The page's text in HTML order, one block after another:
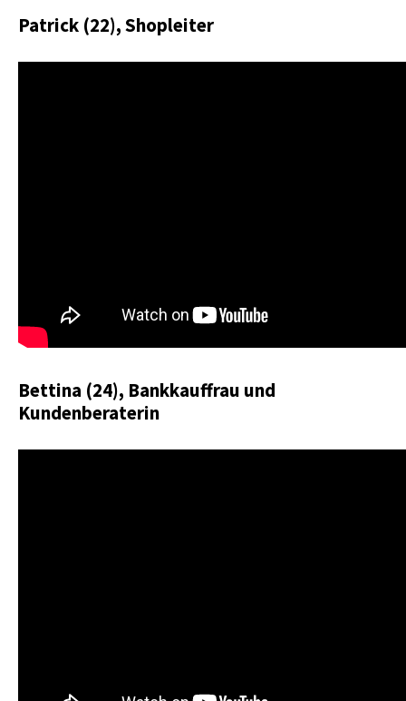
Patrick (22), Shopleiter
Bettina (24), Bankkauffrau und
Kundenberaterin